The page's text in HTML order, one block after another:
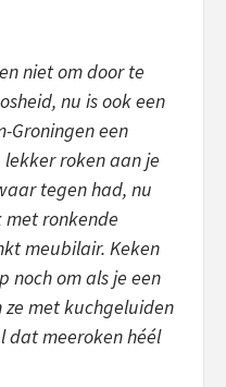
niet om door te
nu is ook een
Groningen een
roken aan je
tegen had, nu
ronkende
meubilair. Keken
noch om als je een
met kuchgeluiden
dat meeroken héél